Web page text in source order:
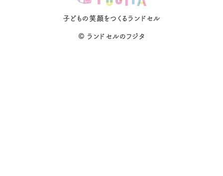
子どもの笑顔をつくるランドセル
© ランドセルのフジタ